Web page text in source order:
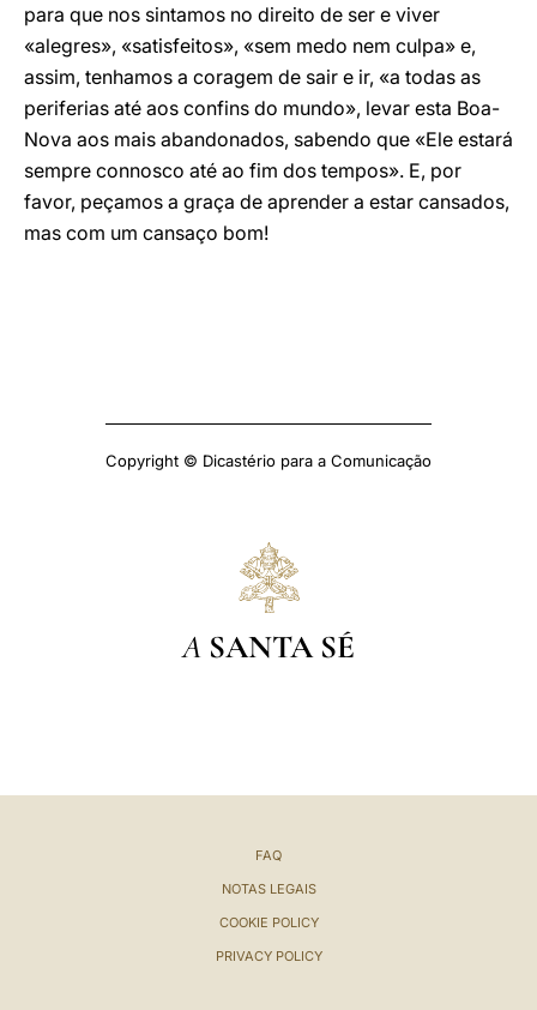
para que nos sintamos no direito de ser e viver
«alegres», «satisfeitos», «sem medo nem culpa» e,
assim, tenhamos a coragem de sair e ir, «a todas as
periferias até aos confins do mundo», levar esta Boa-
Nova aos mais abandonados, sabendo que «Ele estará
sempre connosco até ao fim dos tempos». E, por
favor, peçamos a graça de aprender a estar cansados,
mas com um cansaço bom!
Copyright © Dicastério para a Comunicação
A SANTA SÉ
FAQ
NOTAS LEGAIS
COOKIE POLICY
PRIVACY POLICY